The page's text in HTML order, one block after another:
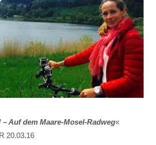
Auf dem Maare-Mosel-Radweg«
20.03.16